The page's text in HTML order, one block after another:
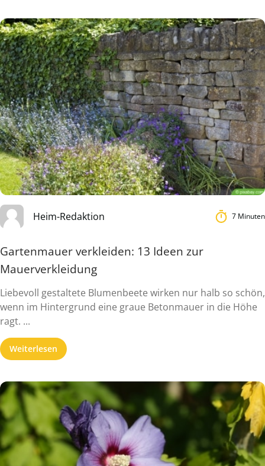
Heim-Redaktion 7 Minuten
Gartenmauer verkleiden: 13 Ideen zur
Mauerverkleidung
Liebevoll gestaltete Blumenbeete wirken nur halb so schön,
wenn im Hintergrund eine graue Betonmauer in die Höhe
ragt. ...
Weiterlesen